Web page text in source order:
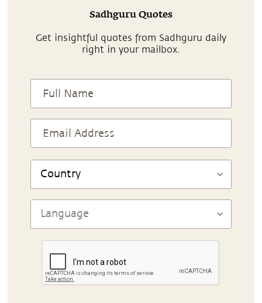
Sadhguru Quotes
Get insightful quotes from Sadhguru daily
right in your mailbox.